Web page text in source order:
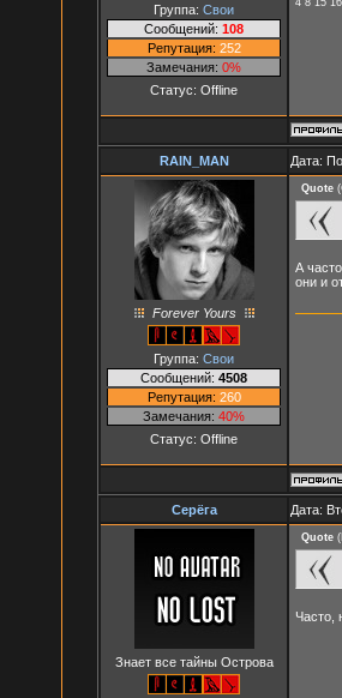
Группа: Свои
Сообщений: 108
Репутация: 252
Замечания: 0%
Статус: Offline
RAIN_MAN Дата:
Forever Yours
Группа: Свои
Сообщений: 4508
Репутация: 260
Замечания: 40%
Статус: Offline
Quote (
А
они и
Серёга Дата:
Знает все тайны Острова
Quote (
Часто,